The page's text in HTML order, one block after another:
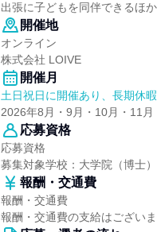
出張に子どもを同伴できるほ
開催地
オンライン
株式会社 LOIVE
開催月
土日祝日に開催あり、長期休
2026年8月・9月・10月・11月
応募資格
応募資格
募集対象学校：大学院（博士
報酬・交通費
報酬・交通費
報酬・交通費の支給はございま